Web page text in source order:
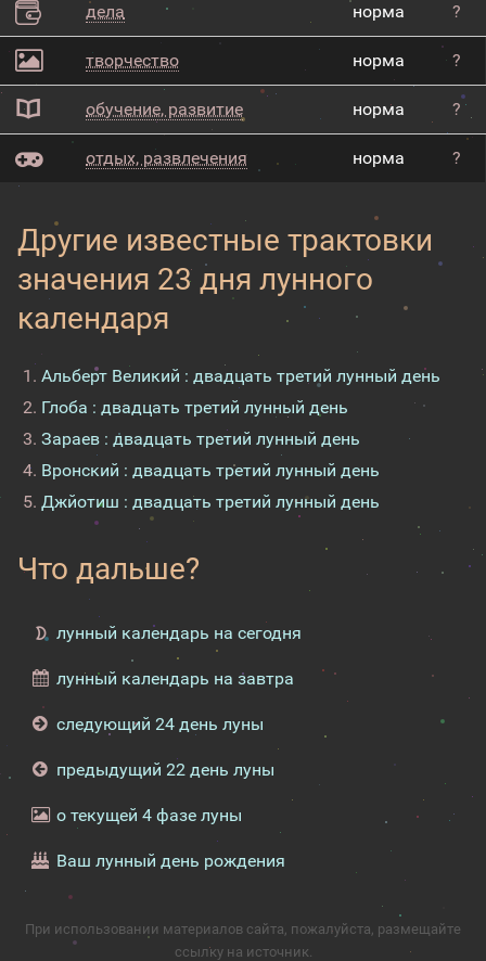
дела норма ?
творчество норма ?
обучение, развитие норма ?
отдых, развлечения норма ?
Другие известные трактовки
значения 23 дня лунного
календаря
Альберт Великий : двадцать третий лунный день
Глоба : двадцать третий лунный день
Зараев : двадцать третий лунный день
Вронский : двадцать третий лунный день
Джйотиш : двадцать третий лунный день
Что дальше?
лунный календарь на сегодня
лунный календарь на завтра
следующий 24 день луны
предыдущий 22 день луны
о текущей 4 фазе луны
Ваш лунный день рождения
При использовании материалов сайта, пожалуйста, размещайте
ссылку на источник.